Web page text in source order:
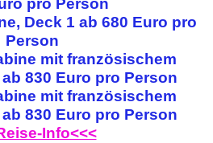
pro Person
Deck 1 ab 680 Euro pro
Person
mit französischem
830 Euro pro Person
mit französischem
830 Euro pro Person
Info<<<